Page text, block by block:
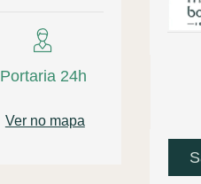
Portaria 24h
Ver no mapa